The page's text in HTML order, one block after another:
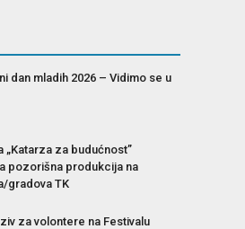
dan mladih 2026 – Vidimo se u
za budućnost”
pozorišna produkcija na
gradova TK
za volontere na Festivalu